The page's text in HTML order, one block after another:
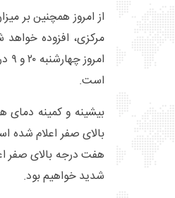
از امروز همچنین بر
مرکزی، افزوده
است.
هفت درجه بالای صفر
شدید خواهیم بود.